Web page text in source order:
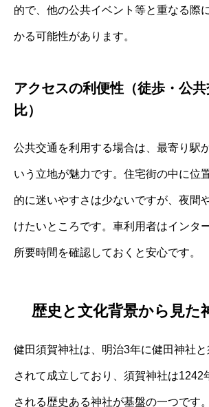
的で、他の公共イベント等と重なる際
かる可能性があります。
アクセスの利便性（徒歩・公
比）
公共交通を利用する場合は、最寄り駅
いう立地が魅力です。住宅街の中に位
的に迷いやすさは少ないですが、夜間
けたいところです。車利用者はインタ
所要時間を確認しておくと安心です。
歴史と文化背景から見た
健田須賀神社は、明治3年に健田神社
されて成立しており、須賀神社は1242
される歴史ある神社が基盤の一つです